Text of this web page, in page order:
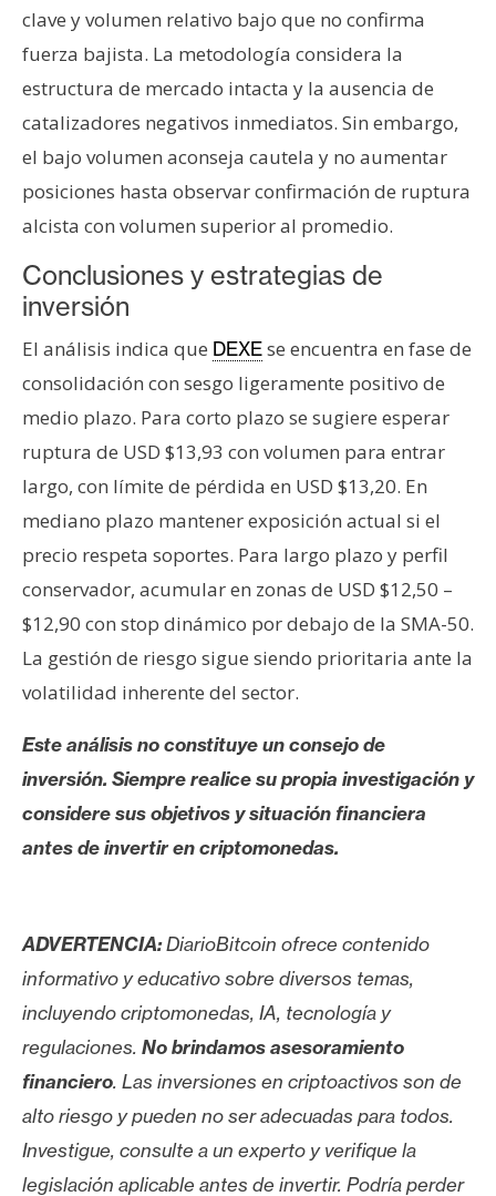
clave y volumen relativo bajo que no confirma
fuerza bajista. La metodología considera la
estructura de mercado intacta y la ausencia de
catalizadores negativos inmediatos. Sin embargo,
el bajo volumen aconseja cautela y no aumentar
posiciones hasta observar confirmación de ruptura
alcista con volumen superior al promedio.
Conclusiones y estrategias de
inversión
El análisis indica que DEXEse encuentra en fase de
consolidación con sesgo ligeramente positivo de
medio plazo. Para corto plazo se sugiere esperar
ruptura de USD $13,93 con volumen para entrar
largo, con límite de pérdida en USD $13,20. En
mediano plazo mantener exposición actual si el
precio respeta soportes. Para largo plazo y perfil
conservador, acumular en zonas de USD $12,50 –
$12,90 con stop dinámico por debajo de la SMA-50.
La gestión de riesgo sigue siendo prioritaria ante la
volatilidad inherente del sector.
Este análisis no constituye un consejo de
inversión. Siempre realice su propia investigación y
considere sus objetivos y situación financiera
antes de invertir en criptomonedas.
ADVERTENCIA:DiarioBitcoin ofrece contenido
informativo y educativo sobre diversos temas,
incluyendo criptomonedas, IA, tecnología y
regulaciones. No brindamos asesoramiento
financiero. Las inversiones en criptoactivos son de
alto riesgo y pueden no ser adecuadas para todos.
Investigue, consulte a un experto y verifique la
legislación aplicable antes de invertir. Podría perder